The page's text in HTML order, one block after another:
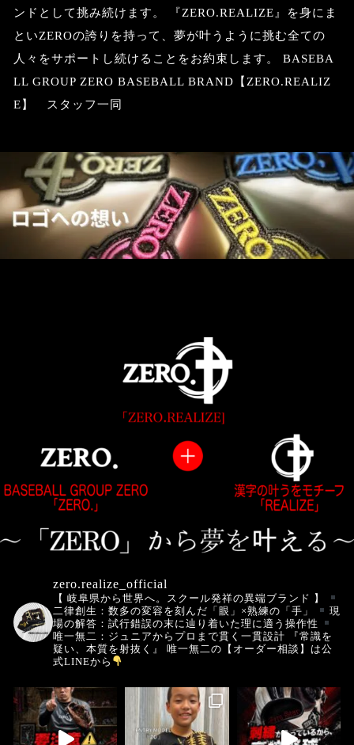
ンドとして挑み続けます。 『ZERO.REALIZE』を身にま
といZEROの誇りを持って、夢が叶うように挑む全ての
人々をサポートし続けることをお約束します。 BASEBA
LL GROUP ZERO BASEBALL BRAND【ZERO.REALIZ
E】 スタッフ一同
zero.realize_official
【 岐阜県から世界へ。スクール発祥の異端ブランド 】
二律創生：数多の変容を刻んだ「眼」×熟練の「手」
現
場の解答：試行錯誤の末に辿り着いた理に適う操作性
唯一無二：ジュニアからプロまで貫く一貫設計 『常識を
疑い、本質を射抜く』
唯一無二の【オーダー相談】は公
式LINEから